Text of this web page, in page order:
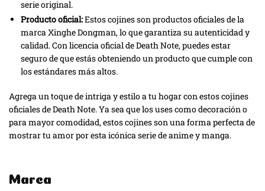
serie original.
Producto oficial:Estos cojines son productos oficiales de la
marca Xinghe Dongman, lo que garantiza su autenticidad y
calidad. Con licencia oficial de Death Note, puedes estar
seguro de que estás obteniendo un producto que cumple con
los estándares más altos.
Agrega un toque de intriga y estilo a tu hogar con estos cojines
oficiales de Death Note. Ya sea que los uses como decoración o
para mayor comodidad, estos cojines son una forma perfecta de
mostrar tu amor por esta icónica serie de anime y manga.
Marca